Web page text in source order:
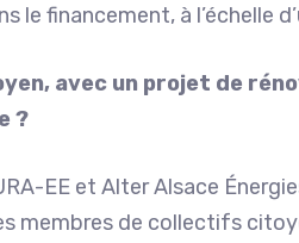
le financement, à l’échelle
avec un projet de
?
EE et Alter Alsace
membres de collectifs